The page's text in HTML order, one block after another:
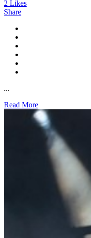
2 Likes
Share
...
Read More